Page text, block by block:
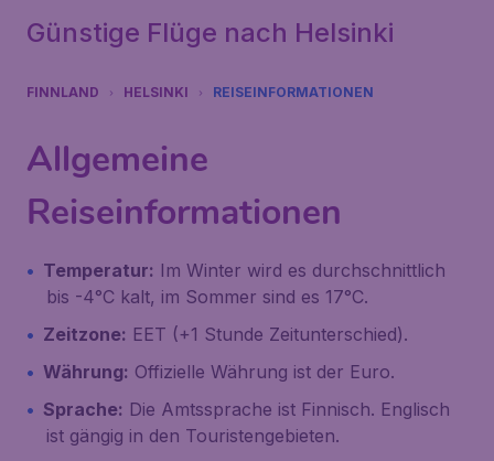
Günstige Flüge nach Helsinki
FINNLAND HELSINKI REISEINFORMATIONEN
Allgemeine
Reiseinformationen
Temperatur: Im Winter wird es durchschnittlich
bis -4°C kalt, im Sommer sind es 17°C.
Zeitzone: EET (+1 Stunde Zeitunterschied).
Währung: Offizielle Währung ist der Euro.
Sprache: Die Amtssprache ist Finnisch. Englisch
ist gängig in den Touristengebieten.